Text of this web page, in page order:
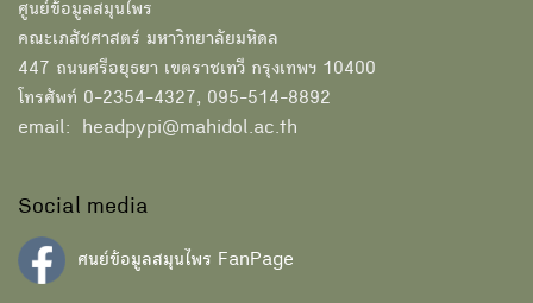
ศูนย์ข้อมูลสมุนไพร
คณะเภสัชศาสตร์ มหาวิทยาลัยมหิดล
447 ถนนศรีอยุธยา เขตราชเทวี กรุงเทพฯ 10400
โทรศัพท์ 0-2354-4327, 095-514-8892
email: headpypi@mahidol.ac.th
Social media
ศนย์ข้อมูลสมุนไพร FanPage